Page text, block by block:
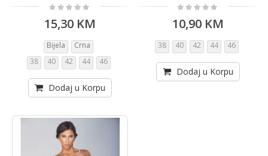
Rating:
0%
15,30 KM
Bijela
Crna
38
40 42 44 46
Dodaj u Korpu
Rating:
0%
10,90 KM
38 40 42 44 46
Dodaj u Korpu